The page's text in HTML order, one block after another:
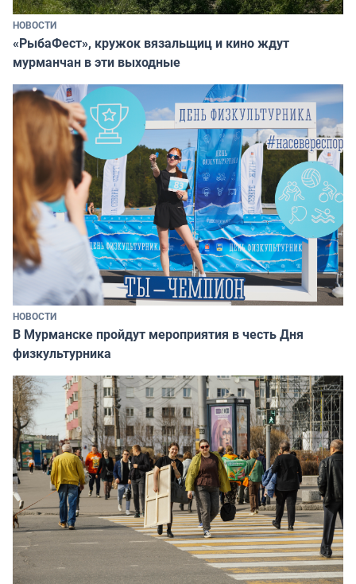
НОВОСТИ
«РыбаФест», кружок вязальщиц и кино ждут
мурманчан в эти выходные
НОВОСТИ
В Мурманске пройдут мероприятия в честь Дня
физкультурника